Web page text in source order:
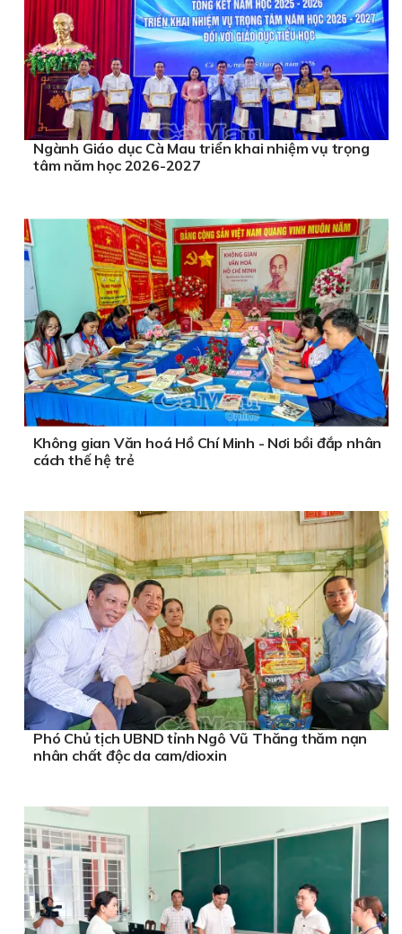
Ngành Giáo dục Cà Mau triển khai nhiệm vụ trọng
tâm năm học 2026-2027
Không gian Văn hoá Hồ Chí Minh - Nơi bồi đắp nhân
cách thế hệ trẻ
Phó Chủ tịch UBND tỉnh Ngô Vũ Thăng thăm nạn
nhân chất độc da cam/dioxin